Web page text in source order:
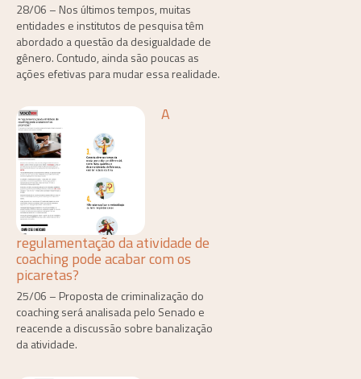
28/06 – Nos últimos tempos, muitas
entidades e institutos de pesquisa têm
abordado a questão da desigualdade de
gênero. Contudo, ainda são poucas as
ações efetivas para mudar essa realidade.
A
regulamentação da atividade de
coaching pode acabar com os
picaretas?
25/06 – Proposta de criminalização do
coaching será analisada pelo Senado e
reacende a discussão sobre banalização
da atividade.